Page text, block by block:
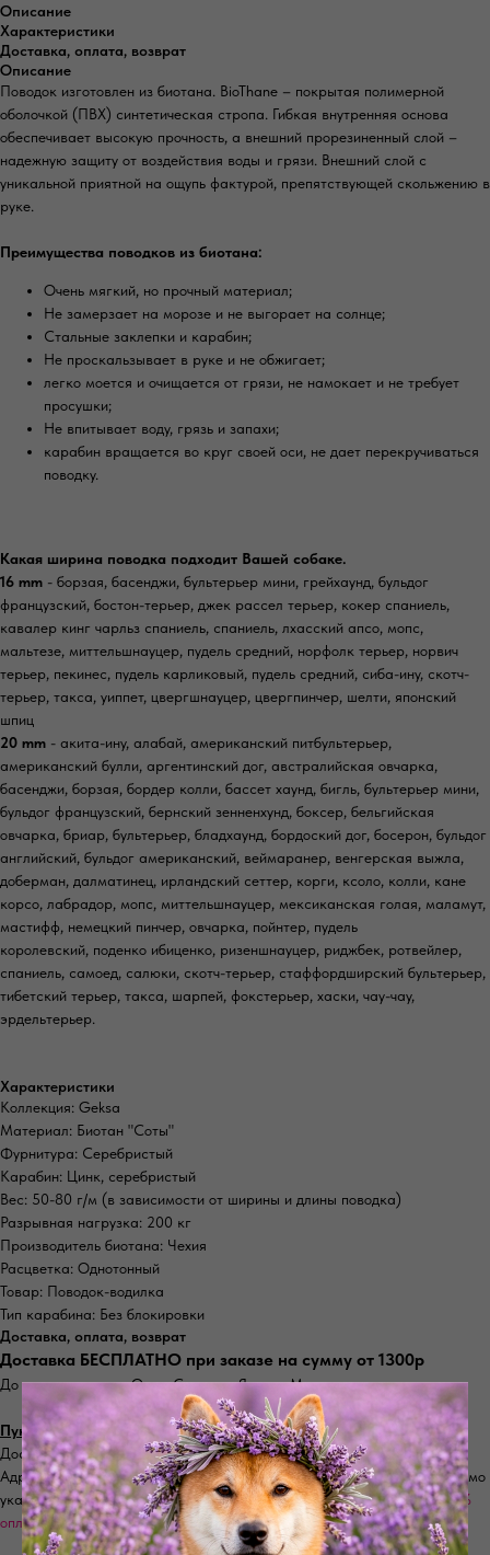
Описание
Характеристики
Доставка, оплата, возврат
Описание
Поводок изготовлен из биотана. BioThane – покрытая полимерной
оболочкой (ПВХ) синтетическая стропа. Гибкая внутренняя основа
обеспечивает высокую прочность, а внешний прорезиненный слой –
надежную защиту от воздействия воды и грязи. Внешний слой с
уникальной приятной на ощупь фактурой, препятствующей скольжению в
руке.
Преимущества поводков из биотана:
Очень мягкий, но прочный материал;
Не замерзает на морозе и не выгорает на солнце;
Cтальные заклепки и карабин;
Не проскальзывает в руке и не обжигает;⠀
легко моется и очищается от грязи, не намокает и не требует
просушки;
Не впитывает воду, грязь и запахи;
карабин вращается во круг своей оси, не дает перекручиваться
поводку.
Какая ширина поводка подходит Вашей собаке.
16 mm - борзая, басенджи, бультерьер мини, грейхаунд, бульдог
французский, бостон-терьер, джек рассел терьер, кокер спаниель,
кавалер кинг чарльз спаниель, спаниель, лхасский апсо, мопс,
мальтезе, миттельшнауцер, пудель средний, норфолк терьер, норвич
терьер, пекинес, пудель карликовый, пудель средний, сиба-ину, скотч-
терьер, такса, уиппет, цвергшнауцер, цвергпинчер, шелти, японский
шпиц
20 mm - акита-ину, алабай, американский питбультерьер,
американский булли, аргентинский дог, австралийская овчарка,
басенджи, борзая, бордер колли, бассет хаунд, бигль, бультерьер мини,
бульдог французский, бернский зенненхунд, боксер, бельгийская
овчарка, бриар, бультерьер, бладхаунд, бордоский дог, босерон, бульдог
английский, бульдог американский, веймаранер, венгерская выжла,
доберман, далматинец, ирландский сеттер, корги, ксоло, колли, кане
корсо, лабрадор, мопс, миттельшнауцер, мексиканская голая, маламут,
мастифф, немецкий пинчер, овчарка, пойнтер, пудель
королевский, поденко ибиценко, ризеншнауцер, риджбек, ротвейлер,
спаниель, самоед, салюки, скотч-терьер, стаффордширский бультерьер,
тибетский терьер, такса, шарпей, фокстерьер, хаски, чау-чау,
эрдельтерьер.
Характеристики
Коллекция: Geksa
Материал: Биотан "Соты"
Фурнитура: Серебристый
Карабин: Цинк, серебристый
Вес: 50-80 г/м (в зависимости от ширины и длины поводка)
Разрывная нагрузка: 200 кг
Производитель биотана: Чехия
Расцветка: Однотонный
Товар: Поводок-водилка
Тип карабина: Без блокировки
Доставка, оплата, возврат
Доставка БЕСПЛАТНО при заказе на сумму от 1300р
До пунктов выдачи Озон, Сдэк или Яндекс Маркет
Пункты выдачи Озон - от 169 р
Доставка осуществляется до пунктов выдачи Озон. Срок от 2 дней.
Адрес пункта выдачи ОЗОН удобного для получения заказе необходимо
указать при оформлении.Отправка заказа производится после 100%
оплаты.